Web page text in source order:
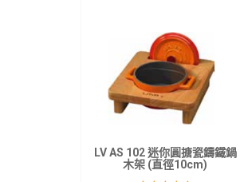
LV AS 102 迷你圓搪瓷鑄鐵鍋
木架 (直徑10cm)